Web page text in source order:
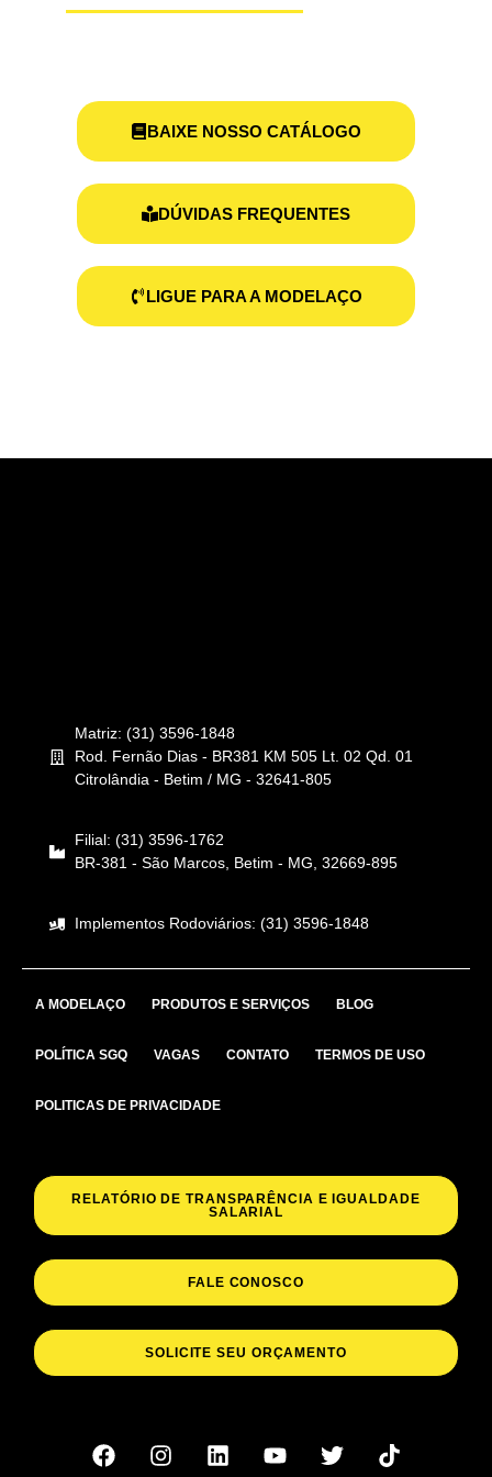
BAIXE NOSSO CATÁLOGO
DÚVIDAS FREQUENTES
LIGUE PARA A MODELAÇO
Matriz: (31) 3596-1848
Rod. Fernão Dias - BR381 KM 505 Lt. 02 Qd. 01
Citrolândia - Betim / MG - 32641-805
Filial: (31) 3596-1762
BR-381 - São Marcos, Betim - MG, 32669-895
Implementos Rodoviários: (31) 3596-1848
A MODELAÇO PRODUTOS E SERVIÇOS BLOG
POLÍTICA SGQ VAGAS CONTATO TERMOS DE USO
POLITICAS DE PRIVACIDADE
RELATÓRIO DE TRANSPARÊNCIA E IGUALDADE
SALARIAL
FALE CONOSCO
SOLICITE SEU ORÇAMENTO